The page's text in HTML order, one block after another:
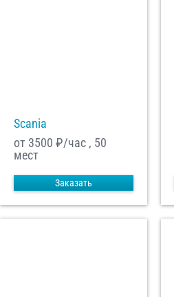
Scania
от 3500 ₽/час , 50
мест
Заказать